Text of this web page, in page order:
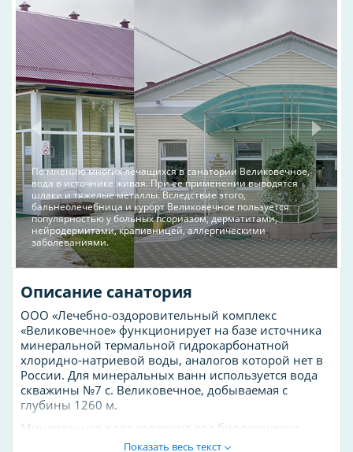
По мнению многих лечащихся в санатории Великовечное,
вода в источнике живая. При ее применении выводятся
шлаки и тяжелые металлы. Вследствие этого,
бальнеолечебница и курорт Великовечное пользуется
популярностью у больных псориазом, дерматитами,
нейродермитами, крапивницей, аллергическими
заболеваниями.
Описание санатория
ООО «Лечебно-оздоровительный комплекс
«Великовечное» функционирует на базе источника
минеральной термальной гидрокарбонатной
хлоридно-натриевой воды, аналогов которой нет в
России. Для минеральных ванн используется вода
скважины №7 с. Великовечное, добываемая с
глубины 1260 м.
Минеральная вода содержит ряд биологически
активных компонентов, таких как натрий, хлор,
Показать весь текст